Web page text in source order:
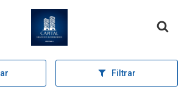
Página inicial
Filtrar